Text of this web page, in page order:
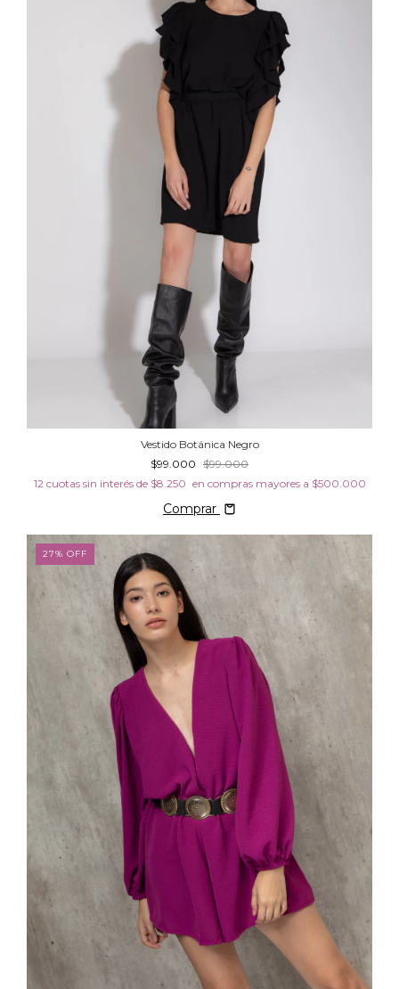
Vestido Botánica Negro
$99.000 $99.000
12 cuotas sin interés de $8.250
Comprar
27% OFF